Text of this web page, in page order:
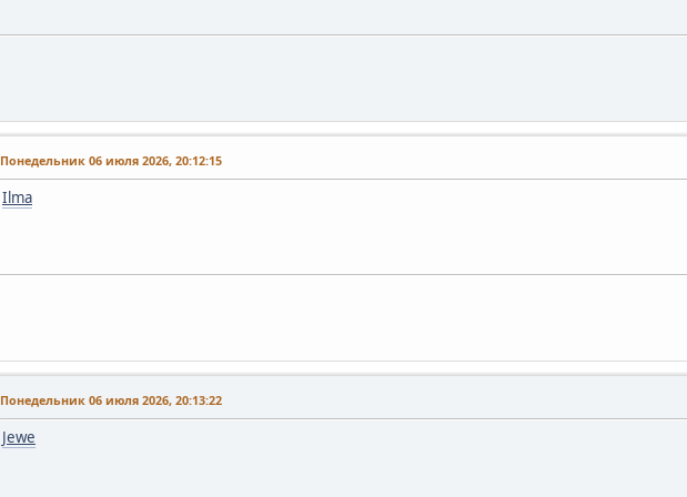
Понедельник 06 июля 2026, 20:12:15
Ilma
Понедельник 06 июля 2026, 20:13:22
Jewe